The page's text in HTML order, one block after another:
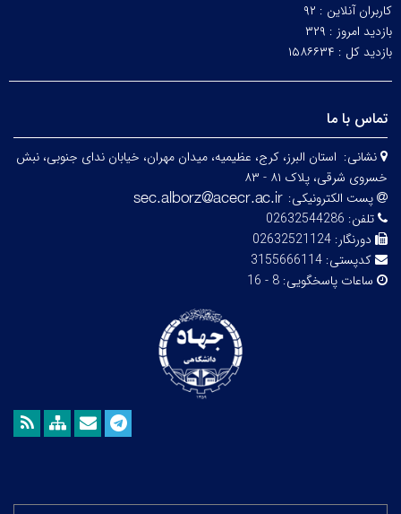
کاربران آنلاین : ۹۲
بازدید امروز : ۳۲۹
بازدید کل : ۱۵۸۶۶۳۴
تماس با ما
نشانی: استان البرز، کرج، عظیمیه، میدان مهران، خیابان ندای جنوبی، نبش
خسروی شرقی، پلاک ۸۱ - ۸۳
پست الکترونیکی:
تلفن: 02632544286
دورنگار: 02632521124
کدپستی: 3155666114
ساعات پاسخگویی: 8 - 16